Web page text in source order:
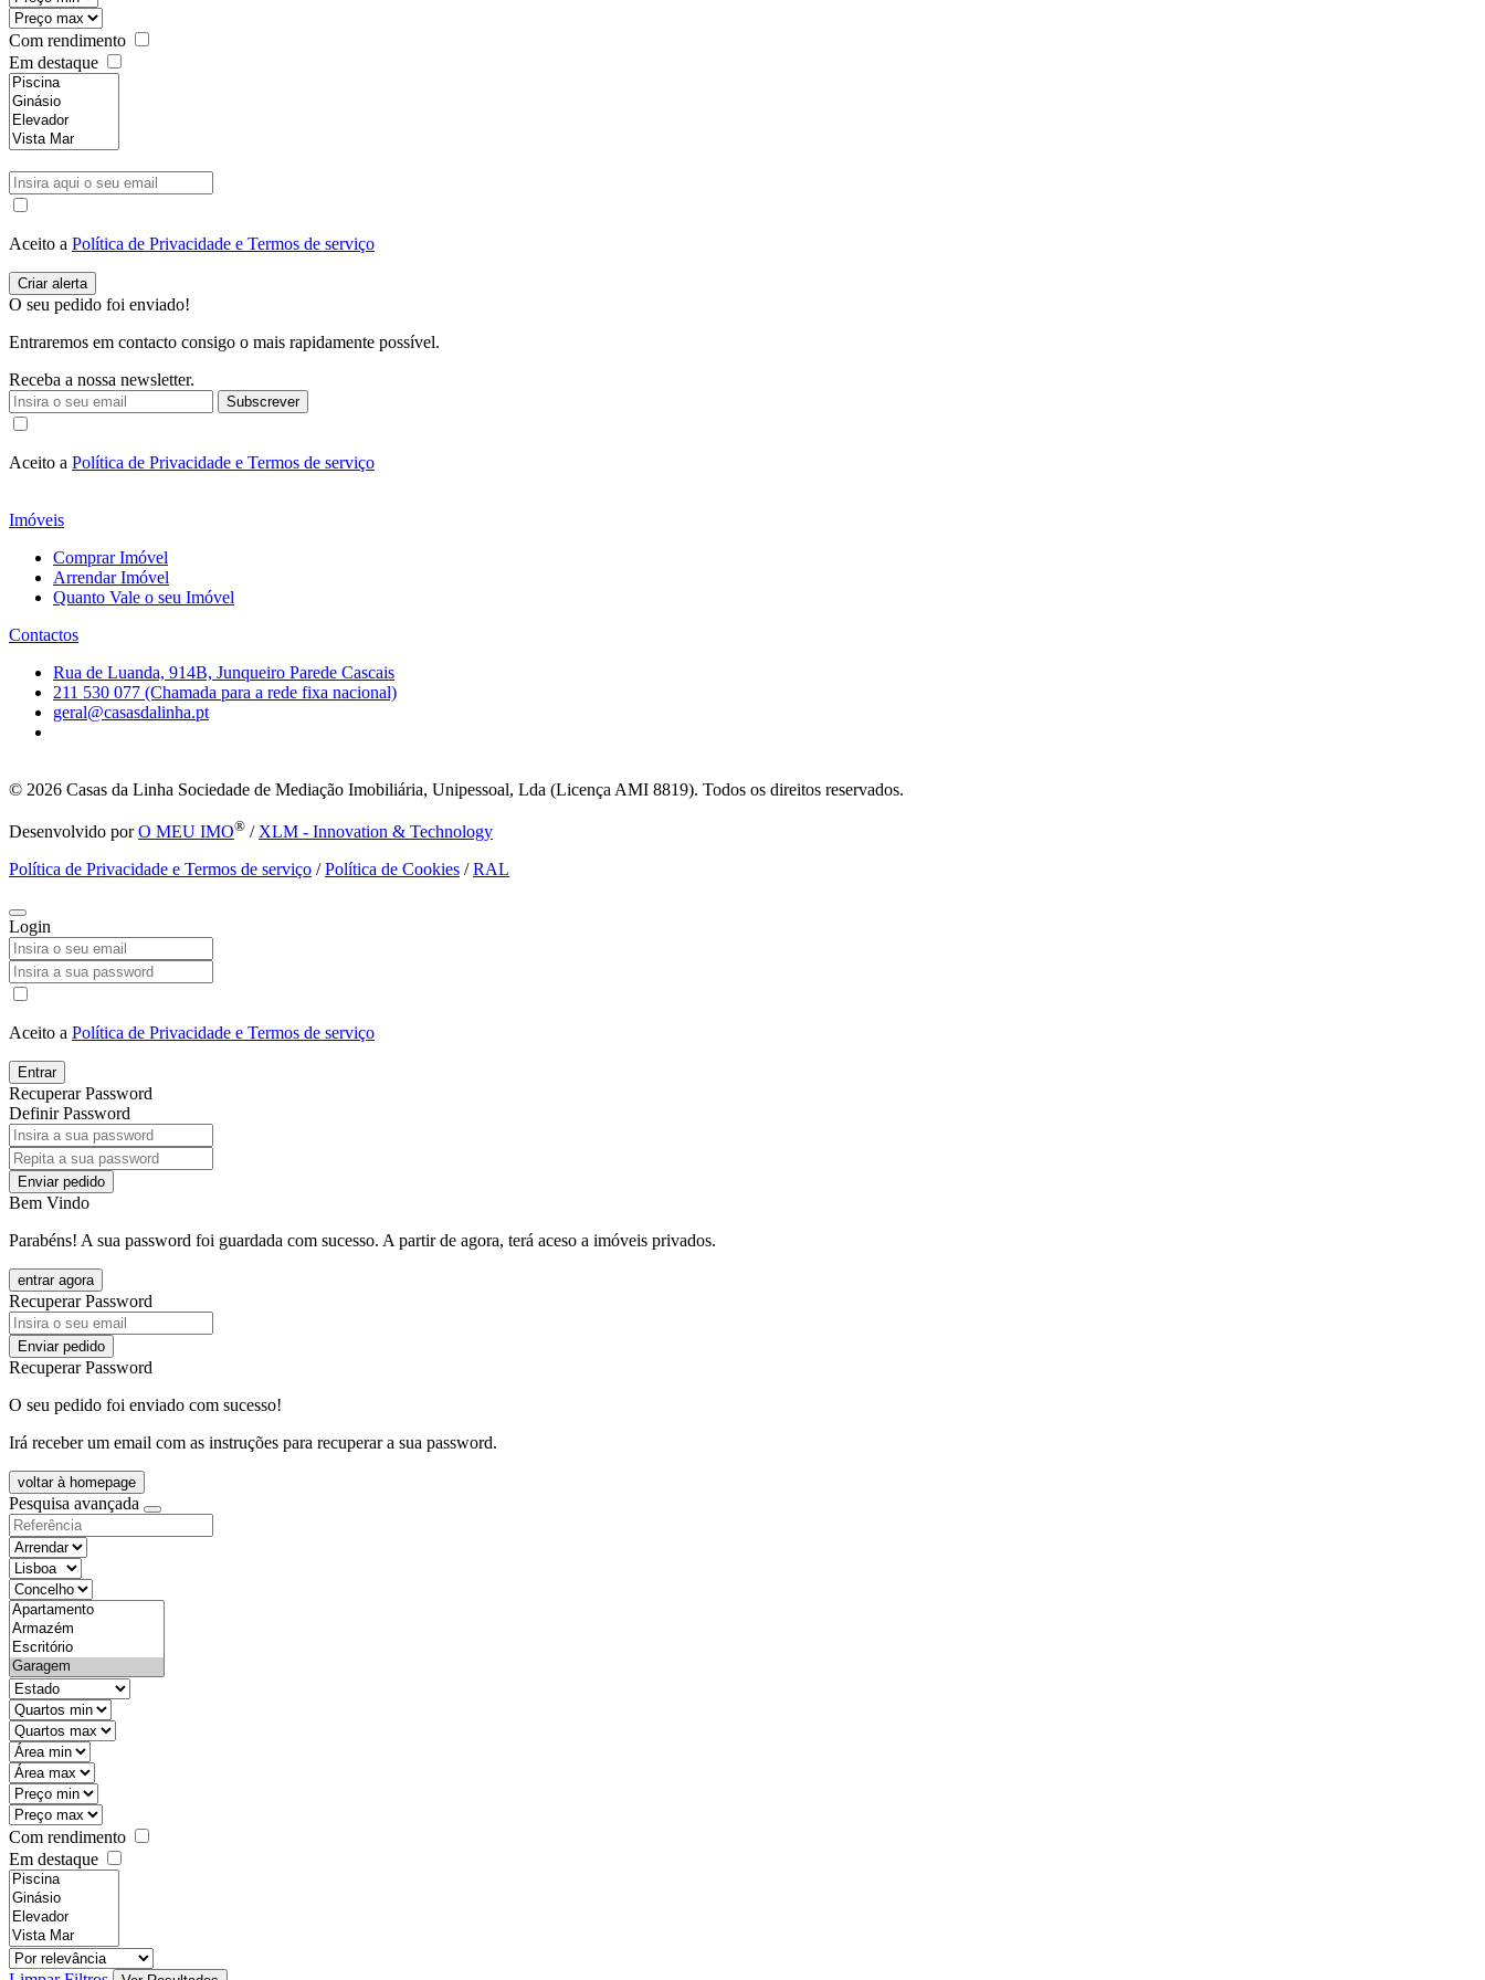
Com rendimento
Em destaque
Aceito a Política de Privacidade e Termos de serviço
O seu pedido foi enviado!
Entraremos em contacto consigo o mais rapidamente possível.
Receba a nossa newsletter.
Subscrever
Aceito a Política de Privacidade e Termos de serviço
Imóveis
Comprar Imóvel
Arrendar Imóvel
Quanto Vale o seu Imóvel
Contactos
Rua de Luanda, 914B, Junqueiro Parede Cascais
211 530 077 (Chamada para a rede fixa nacional)
geral@casasdalinha.pt
© 2026 Casas da Linha Sociedade de Mediação Imobiliária, Unipessoal, Lda (Licença AMI 8819). Todos os direitos reservados.
Desenvolvido porO MEU IMO® / XLM - Innovation & Technology
Política de Privacidade e Termos de serviço /Política de Cookies /RAL
Login
Aceito a Política de Privacidade e Termos de serviço
Entrar
Recuperar Password
Definir Password
Enviar pedido
Bem Vindo
Parabéns! A sua password foi guardada com sucesso. A partir de agora, terá aceso a imóveis privados.
entrar agora
Recuperar Password
Enviar pedido
Recuperar Password
O seu pedido foi enviado com sucesso!
Irá receber um email com as instruções para recuperar a sua password.
voltar à homepage
Pesquisa avançada
objective
districtId
countyId
types
state
mintypo
maxtypo
minarea
maxarea
minprice
maxprice
Com rendimento
Em destaque
features
realestateOrder